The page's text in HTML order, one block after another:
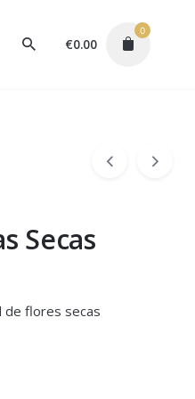
€0.00
0
Secas
de flores secas